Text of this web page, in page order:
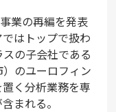
業の再編を発表
はトップで扱わ
の子会社である
のユーロフィン
く分析業務を専
まれる。